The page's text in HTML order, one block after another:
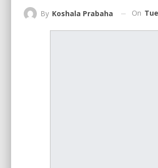
By Koshala Prabaha On